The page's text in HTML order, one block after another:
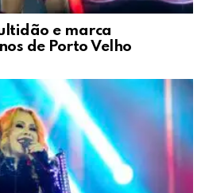
e marca
de Porto Velho